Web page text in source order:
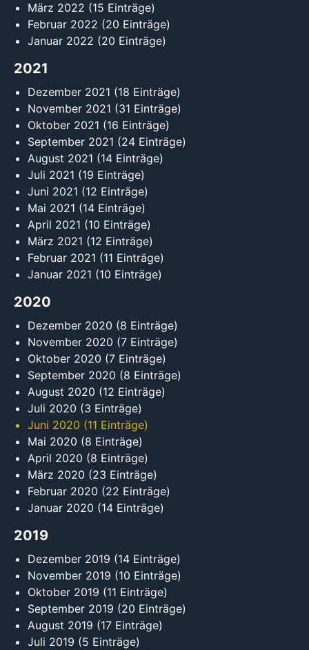
März 2022 (15 Einträge)
Februar 2022 (20 Einträge)
Januar 2022 (20 Einträge)
2021
Dezember 2021 (18 Einträge)
November 2021 (31 Einträge)
Oktober 2021 (16 Einträge)
September 2021 (24 Einträge)
August 2021 (14 Einträge)
Juli 2021 (19 Einträge)
Juni 2021 (12 Einträge)
Mai 2021 (14 Einträge)
April 2021 (10 Einträge)
März 2021 (12 Einträge)
Februar 2021 (11 Einträge)
Januar 2021 (10 Einträge)
2020
Dezember 2020 (8 Einträge)
November 2020 (7 Einträge)
Oktober 2020 (7 Einträge)
September 2020 (8 Einträge)
August 2020 (12 Einträge)
Juli 2020 (3 Einträge)
Juni 2020 (11 Einträge)
Mai 2020 (8 Einträge)
April 2020 (8 Einträge)
März 2020 (23 Einträge)
Februar 2020 (22 Einträge)
Januar 2020 (14 Einträge)
2019
Dezember 2019 (14 Einträge)
November 2019 (10 Einträge)
Oktober 2019 (11 Einträge)
September 2019 (20 Einträge)
August 2019 (17 Einträge)
Juli 2019 (5 Einträge)